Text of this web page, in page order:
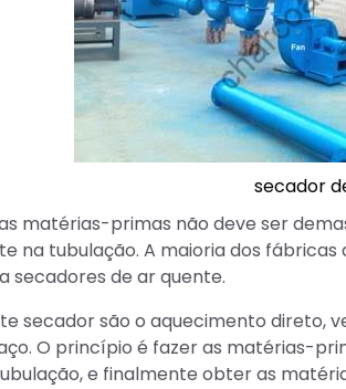
secador
matérias-primas não deve ser
na tubulação. A maioria dos
secadores de ar quente.
secador são o aquecimento direto,
O princípio é fazer as matérias-
e finalmente obter as